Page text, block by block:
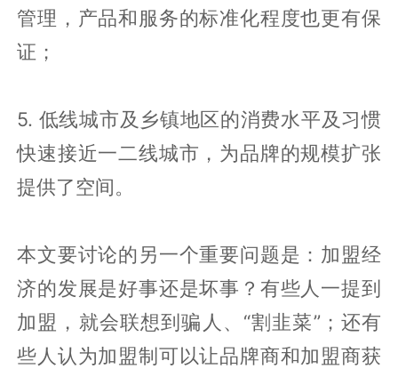
管理，产品和服务的标准化程度也更有保
证；
5. 低线城市及乡镇地区的消费水平及习惯
快速接近一二线城市，为品牌的规模扩张
提供了空间。
本文要讨论的另一个重要问题是：加盟经
济的发展是好事还是坏事？有些人一提到
加盟，就会联想到骗人、“割韭菜”；还有
些人认为加盟制可以让品牌商和加盟商获